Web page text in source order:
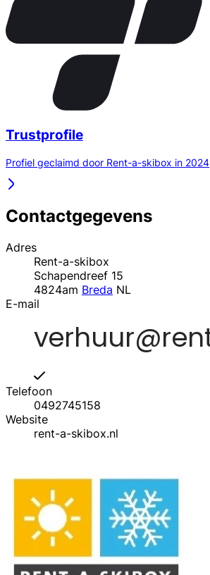
Trustprofile
Profiel geclaimd door Rent-a-skibox in 2024
Contactgegevens
Adres
Rent-a-skibox
Schapendreef 15
4824am Breda NL
E-mail
Telefoon
0492745158
Website
rent-a-skibox.nl